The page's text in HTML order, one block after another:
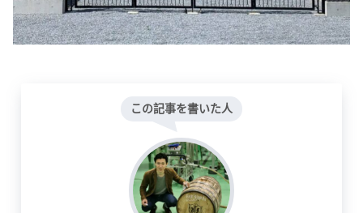
この記事を書いた人